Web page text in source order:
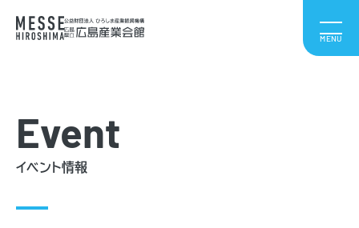
Event
イベント情報